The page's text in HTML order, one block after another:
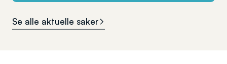
Se alle aktuelle saker